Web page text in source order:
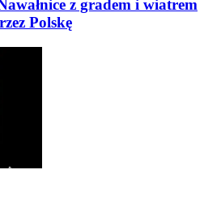
z gradem i wiatrem
Polskę